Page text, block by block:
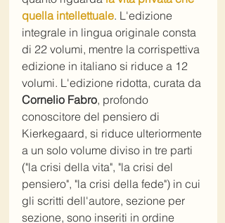
quella intellettuale. L'edizione
integrale in lingua originale consta
di 22 volumi, mentre la corrispettiva
edizione in italiano si riduce a 12
volumi. L'edizione ridotta, curata da
Cornelio Fabro, profondo
conoscitore del pensiero di
Kierkegaard, si riduce ulteriormente
a un solo volume diviso in tre parti
("la crisi della vita", "la crisi del
pensiero", "la crisi della fede") in cui
gli scritti dell'autore, sezione per
sezione, sono inseriti in ordine